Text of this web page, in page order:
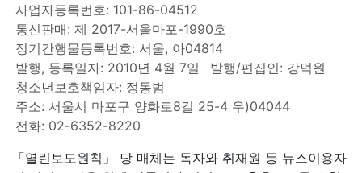
사업자등록번호: 101-86-04512
통신판매: 제 2017-서울마포-1990호
정기간행물등록번호: 서울, 아04814
발행, 등록일자: 2010년 4월 7일
발행/편집인: 강덕원
청소년보호책임자: 정동범
주소: 서울시 마포구 양화로8길 25-4 우)04044
전화: 02-6352-8220
「열린보도원칙」 당 매체는 독자와 취재원 등 뉴스이용자